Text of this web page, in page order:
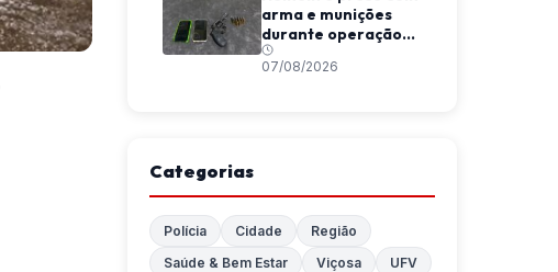
arma e munições
durante operação
da Polícia Militar em
Araponga
07/08/2026
Categorias
Polícia Cidade
Região
Saúde & Bem Estar
Viçosa
UFV